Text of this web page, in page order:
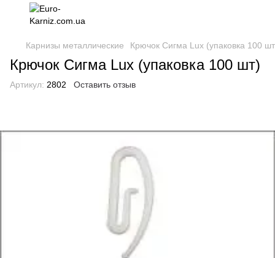
Карнизы металлические Крючок Сигма Lux (упаковка 100
Крючок Сигма Lux (упаковка 100 шт)
Артикул: 2802 Оставить отзыв